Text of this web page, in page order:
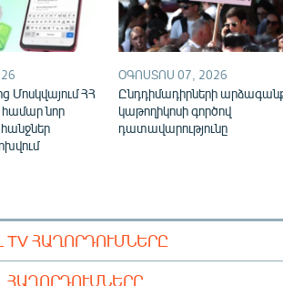
Մոսկվայում ՀՀ
նոր
ՕԳՈՍՏՈՍ 07, 2026
Ընդդիմադիրների
կաթողիկոսի գործով
դատավարությունը
TV ՀԱՂՈՐԴՈՒՄՆԵՐԸ
ՀԱՂՈՐԴՈՒՄՆԵՐԸ